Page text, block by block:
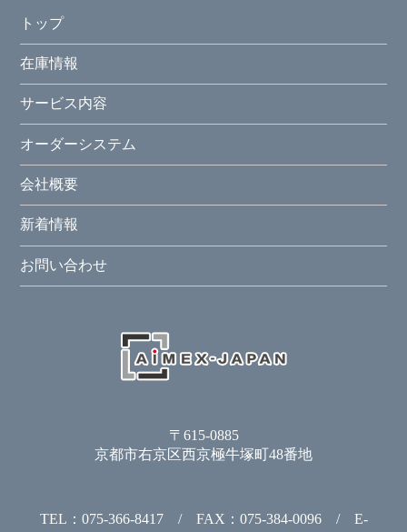
トップ
在庫情報
サービス内容
オーダーシステム
会社概要
新着情報
お問い合わせ
〒615-0885
京都市右京区西京極牛塚町48番地
TEL：075-366-8417 / FAX：075-384-0096 / E-